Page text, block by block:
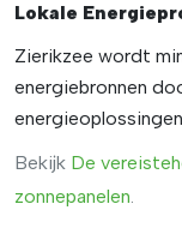
Lokale
Zierikzee wordt
energiebronnen
Bekijk De
zonnepanelen.